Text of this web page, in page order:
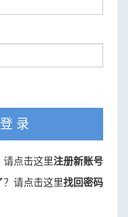
登 录
请点击这里注册新账号
？请点击这里找回密码